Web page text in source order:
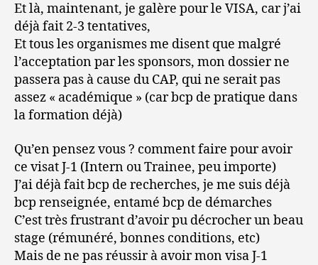
Et là, maintenant, je galère pour le VISA, car j’ai
déjà fait 2-3 tentatives,
Et tous les organismes me disent que malgré
l’acceptation par les sponsors, mon dossier ne
passera pas à cause du CAP, qui ne serait pas
assez « académique » (car bcp de pratique dans
la formation déjà)
Qu’en pensez vous ? comment faire pour avoir
ce visat J-1 (Intern ou Trainee, peu importe)
J’ai déjà fait bcp de recherches, je me suis déjà
bcp renseignée, entamé bcp de démarches
C’est très frustrant d’avoir pu décrocher un beau
stage (rémunéré, bonnes conditions, etc)
Mais de ne pas réussir à avoir mon visa J-1